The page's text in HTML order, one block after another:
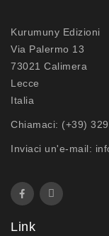
Kurumuny Edizioni
Via Palermo 13
73021 Calimera
Lecce
Italia
Chiamaci: (+39)
Inviaci un'e-mail:
Link